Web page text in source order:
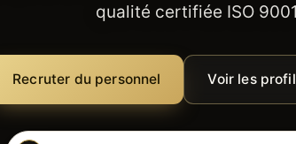
qualité certifiée ISO
Recruter du personnel Voir les